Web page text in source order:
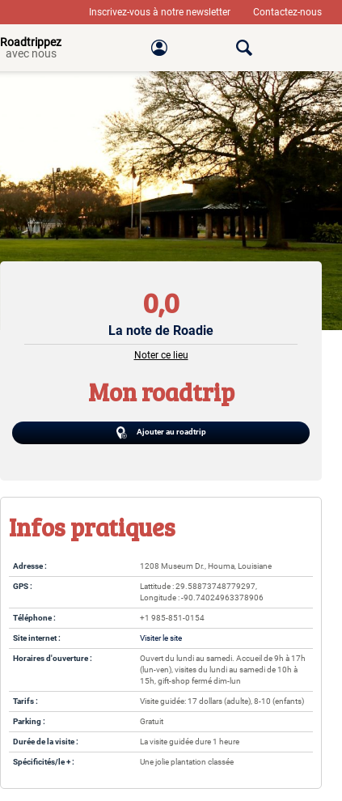
Inscrivez-vous à notre newsletter Contactez-nous
Roadtrippez
avec nous
0,0
La note de Roadie
Noter ce lieu
Mon roadtrip
Ajouter au roadtrip
Infos pratiques
Adresse : 1208 Museum Dr., Houma, Louisiane
GPS :
Lattitude : 29.58873748779297,
Longitude : -90.74024963378906
Téléphone : +1 985-851-0154
Site internet : Visiter le site
Horaires d'ouverture :
Ouvert du lundi au samedi. Accueil de 9h à 17h
(lun-ven), visites du lundi au samedi de 10h à
15h, gift-shop fermé dim-lun
Tarifs : Visite guidée: 17 dollars (adulte), 8-10 (enfants)
Parking : Gratuit
Durée de la visite : La visite guidée dure 1 heure
Spécificités/le + : Une jolie plantation classée